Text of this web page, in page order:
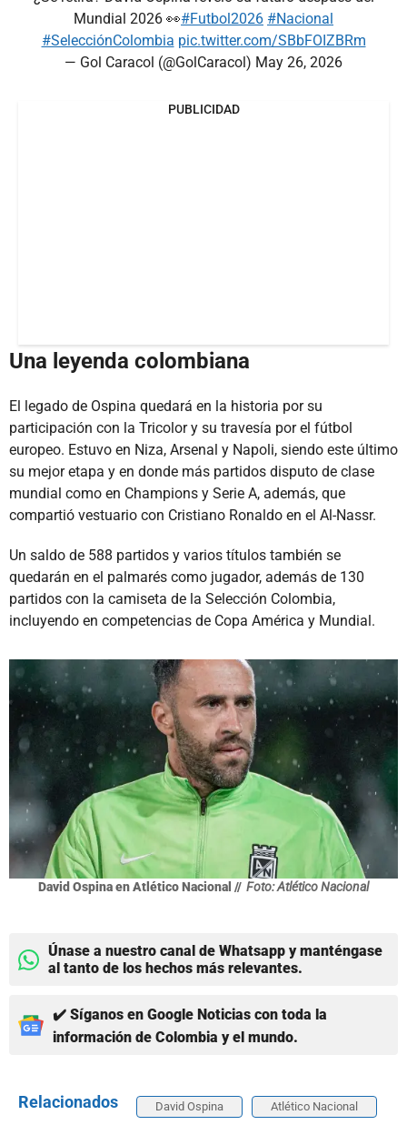
Mundial 2026 👀#Futbol2026 #Nacional
#SelecciónColombia pic.twitter.com/SBbFOIZBRm
— Gol Caracol (@GolCaracol) May 26, 2026
PUBLICIDAD
Una leyenda colombiana
El legado de Ospina quedará en la historia por su
participación con la Tricolor y su travesía por el fútbol
europeo. Estuvo en Niza, Arsenal y Napoli, siendo este último
su mejor etapa y en donde más partidos disputo de clase
mundial como en Champions y Serie A, además, que
compartió vestuario con Cristiano Ronaldo en el Al-Nassr.
Un saldo de 588 partidos y varios títulos también se
quedarán en el palmarés como jugador, además de 130
partidos con la camiseta de la Selección Colombia,
incluyendo en competencias de Copa América y Mundial.
David Ospina en Atlético Nacional // Foto: Atlético Nacional
Únase a nuestro canal de Whatsapp y manténgase
al tanto de los hechos más relevantes.
✔️ Síganos en Google Noticias con toda la
información de Colombia y el mundo.
Relacionados David Ospina Atlético Nacional